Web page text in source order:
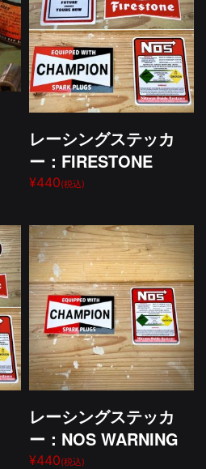
レーシングステッカ
ー：FIRESTONE
¥440(税込)
レーシングステッカ
ー：NOS WARNING
¥440(税込)